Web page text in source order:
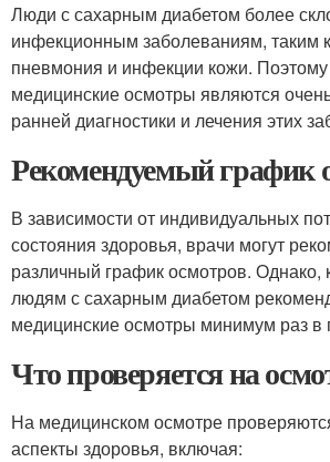
Люди с сахарным диабетом более
инфекционным заболеваниям, таким
пневмония и инфекции кожи.
медицинские осмотры являются
ранней диагностики и лечения этих
Рекомендуемый график
В зависимости от индивидуальных
состояния здоровья, врачи могут
различный график осмотров. Однако,
людям с сахарным диабетом
медицинские осмотры минимум раз в
Что проверяется на
На медицинском осмотре
аспекты здоровья, включая: